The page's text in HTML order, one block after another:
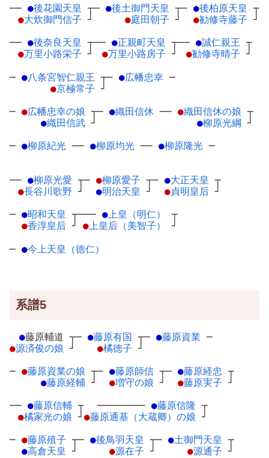
── ●後花園天皇 ┬
●大炊御門信子 ┘
─ ●後土御門天皇 ┬
●庭田朝子 ┘
─ ●後柏原天皇 ┬
●勧修寺藤子 ┘
── ●後奈良天皇 ┬
●万里小路栄子 ┘
── ●正親町天皇 ┬
●万里小路房子 ┘
── ●誠仁親王 ┬
●勧修寺晴子 ┘
─ ●八条宮智仁親王 ┬
●京極常子 ┘
─ ●広幡忠幸 ─
─ ●広幡忠幸の娘 ┬
●織田信武 ┘
─ ●織田信休 ── ●織田信休の娘 ┬
●柳原光綱 ┘
─ ●柳原紀光 ── ●柳原均光 ── ●柳原隆光 ─
── ●柳原光愛 ┬
●長谷川歌野 ┘
─ ●柳原愛子 ┬
●明治天皇 ┘
─ ●大正天皇 ┬
●貞明皇后 ┘
─ ●昭和天皇 ┬
●香淳皇后 ┘
─── ●上皇（明仁）
┬
●上皇后（美智子） ┘
─ ●今上天皇（徳仁）
系譜5
●藤原輔道 ┬
●源済俊の娘 ┘
─ ●藤原有国 ┬
●橘徳子 ┘
─ ●藤原資業 ─
─ ●藤原資業の娘 ┬
●藤原経輔 ┘
─ ●藤原師信 ┬
●増守の娘 ┘
─ ●藤原経忠 ┬
●藤原実子 ┘
── ●藤原信輔 ┬
●橘家光の娘 ┘
──────── ●藤原信隆 ┬
●藤原通基（大蔵卿）の娘 ┘
─ ●藤原殖子 ┬
●高倉天皇 ┘
─ ●後鳥羽天皇 ┬
●源在子 ┘
─ ●土御門天皇 ┬
●源通子 ┘